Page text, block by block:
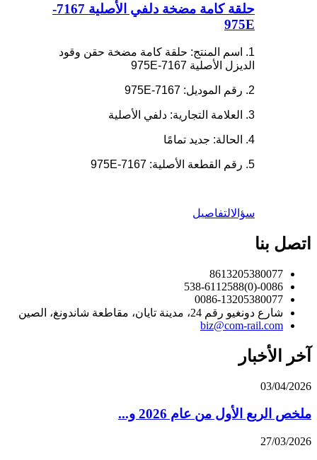
حلقة كامة مضخة دلفي الأصلية 7167-
975E
1. اسم المنتج: حلقة كامة مضخة حقن وقود
الديزل الأصلية 7167-975E
2. رقم الموديل: 7167-975E
3. العلامة التجارية: دلفي الأصلية
4. الحالة: جديد تمامًا
5. رقم القطعة الأصلية: 7167-975E
سؤالالتفاصيل
اتصل بنا
8613205380077
0086-(0)538-6112588
0086-13205380077
شارع دونغيو رقم 24، مدينة تايان، مقاطعة شاندونغ، الصين
biz@com-rail.com
آخر الأخبار
03/04/2026
ملخص الربع الأول من عام 2026 و...
27/03/2026